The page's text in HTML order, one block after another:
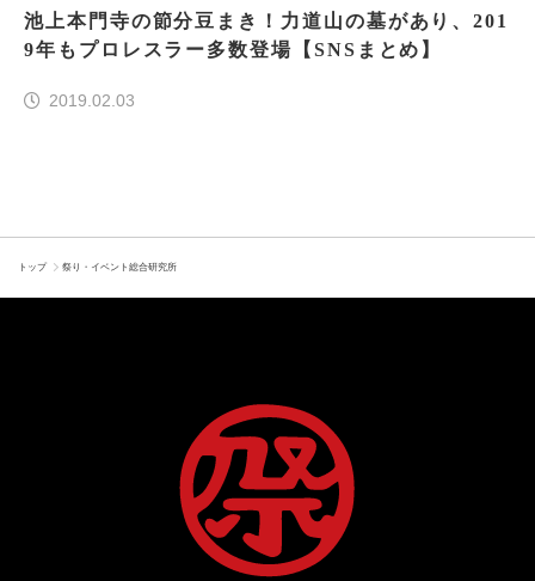
池上本門寺の節分豆まき！力道山の墓があり、201
9年もプロレスラー多数登場【SNSまとめ】
2019.02.03
トップ 祭り・イベント総合研究所